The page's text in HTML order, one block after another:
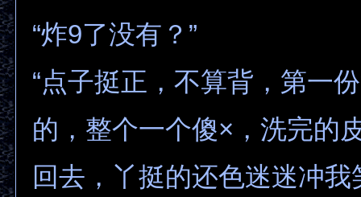
“炸9了没有？”
“点子挺正，不算背，第一
的，整个一个傻×，洗完的
回去，丫挺的还色迷迷冲